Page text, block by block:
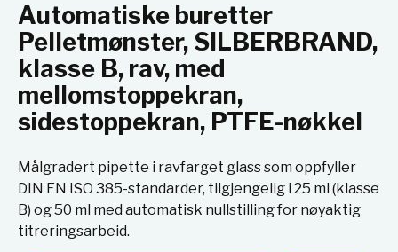
Automatiske buretter
Pelletmønster, SILBERBRAND,
klasse B, rav, med
mellomstoppekran,
sidestoppekran, PTFE-nøkkel
Målgradert pipette i ravfarget glass som oppfyller
DIN EN ISO 385-standarder, tilgjengelig i 25 ml (klasse
B) og 50 ml med automatisk nullstilling for nøyaktig
titreringsarbeid.